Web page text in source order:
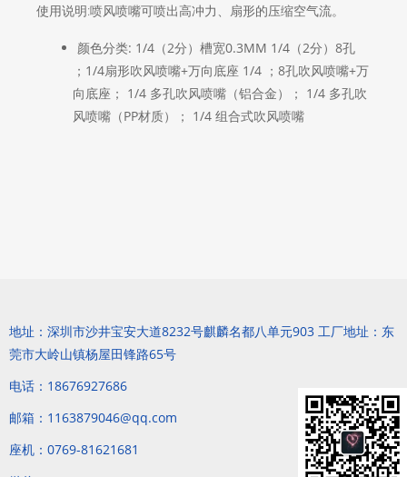
使用说明:喷风喷嘴可喷出高冲力、扇形的压缩空气流。
颜色分类: 1/4（2分）槽宽0.3MM 1/4（2分）8孔
；1/4扇形吹风喷嘴+万向底座 1/4 ；8孔吹风喷嘴+万
向底座； 1/4 多孔吹风喷嘴（铝合金）； 1/4 多孔吹
风喷嘴（PP材质）； 1/4 组合式吹风喷嘴
地址：深圳市沙井宝安大道8232号麒麟名都八单元903 工厂地址：东
莞市大岭山镇杨屋田锋路65号
电话：18676927686
邮箱：1163879046@qq.com
座机：0769-81621681